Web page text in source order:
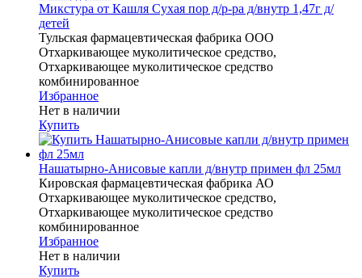
Микстура от Кашля Сухая пор д/р-ра д/внутр 1,47г д/
детей
Тульская фармацевтическая фабрика ООО
Отхаркивающее муколитическое средство,
Отхаркивающее муколитическое средство
комбинированное
Избранное
Нет в наличии
Купить
Нашатырно-Анисовые капли д/внутр примен фл 25мл
Кировская фармацевтическая фабрика АО
Отхаркивающее муколитическое средство,
Отхаркивающее муколитическое средство
комбинированное
Избранное
Нет в наличии
Купить